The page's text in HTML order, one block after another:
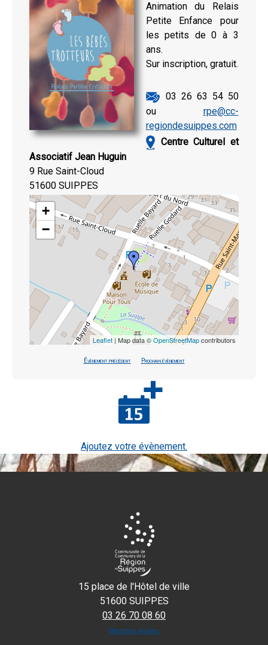
Animation du Relais
Petite Enfance pour
les petits de 0 à 3
ans.
Sur inscription, gratuit.
03 26 63 54 50
ou rpe@cc-
regiondesuippes.com
Centre Culturel et
Associatif Jean Huguin
9 Rue Saint-Cloud
51600 SUIPPES
+
−
Leaflet| Map data ©OpenStreetMapcontributors
Évènement précédent Prochain évènement
Ajoutez votre évènement.
15 place de l'Hôtel de ville
51600 SUIPPES
03 26 70 08 60
Mentions légales